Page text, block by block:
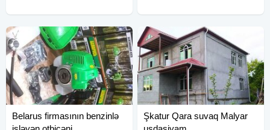
Belarus firmasının benzinlə
Şkatur Qara suvaq Malyar